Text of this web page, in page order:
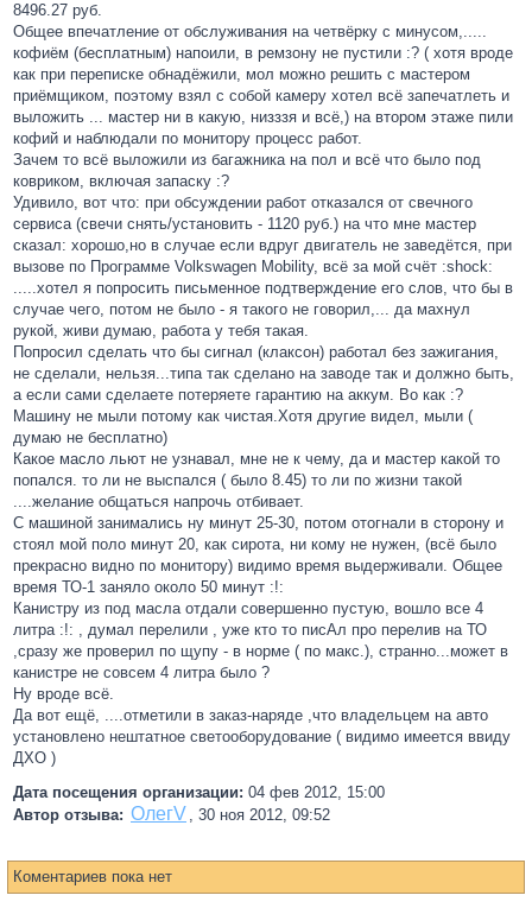
8496.27 руб.
Общее впечатление от обслуживания на четвёрку с минусом,.....
кофиём (бесплатным) напоили, в ремзону не пустили :? ( хотя вроде
как при переписке обнадёжили, мол можно решить с мастером
приёмщиком, поэтому взял с собой камеру хотел всё запечатлеть и
выложить ... мастер ни в какую, низззя и всё,) на втором этаже пили
кофий и наблюдали по монитору процесс работ.
Зачем то всё выложили из багажника на пол и всё что было под
ковриком, включая запаску :?
Удивило, вот что: при обсуждении работ отказался от свечного
сервиса (свечи снять/установить - 1120 руб.) на что мне мастер
сказал: хорошо,но в случае если вдруг двигатель не заведётся, при
вызове по Программе Volkswagen Mobility, всё за мой счёт :shock:
.....хотел я попросить письменное подтверждение его слов, что бы в
случае чего, потом не было - я такого не говорил,... да махнул
рукой, живи думаю, работа у тебя такая.
Попросил сделать что бы сигнал (клаксон) работал без зажигания,
не сделали, нельзя...типа так сделано на заводе так и должно быть,
а если сами сделаете потеряете гарантию на аккум. Во как :?
Машину не мыли потому как чистая.Хотя другие видел, мыли (
думаю не бесплатно)
Какое масло льют не узнавал, мне не к чему, да и мастер какой то
попался. то ли не выспался ( было 8.45) то ли по жизни такой
....желание общаться напрочь отбивает.
С машиной занимались ну минут 25-30, потом отогнали в сторону и
стоял мой поло минут 20, как сирота, ни кому не нужен, (всё было
прекрасно видно по монитору) видимо время выдерживали. Общее
время ТО-1 заняло около 50 минут :!:
Канистру из под масла отдали совершенно пустую, вошло все 4
литра :!: , думал перелили , уже кто то писАл про перелив на ТО
,сразу же проверил по щупу - в норме ( по макс.), странно...может в
канистре не совсем 4 литра было ?
Ну вроде всё.
Да вот ещё, ....отметили в заказ-наряде ,что владельцем на авто
установлено нештатное светооборудование ( видимо имеется ввиду
ДХО )
Дата посещения организации: 04 фев 2012, 15:00
Автор отзыва: ОлегV , 30 ноя 2012, 09:52
Коментариев пока нет